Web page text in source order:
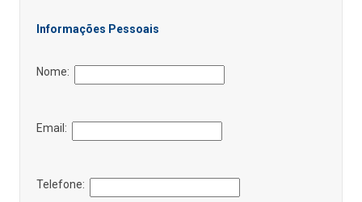
Informações Pessoais
Nome:
Email:
Telefone: